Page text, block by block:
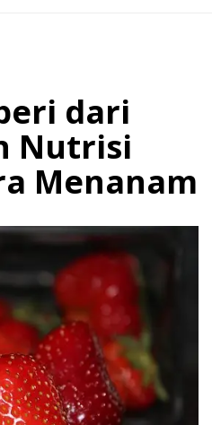
dari
Nutrisi
Menanam